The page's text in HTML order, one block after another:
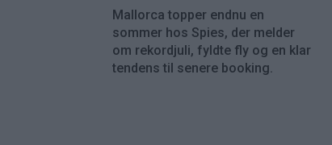
Mallorca topper endnu en
sommer hos Spies, der melder
om rekordjuli, fyldte fly og en klar
tendens til senere booking.